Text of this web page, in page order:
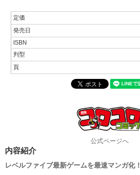
定価
発売日
ISBN
判型
頁
公式ページへ
内容紹介
レベルファイブ最新ゲームを最速マンガ化！